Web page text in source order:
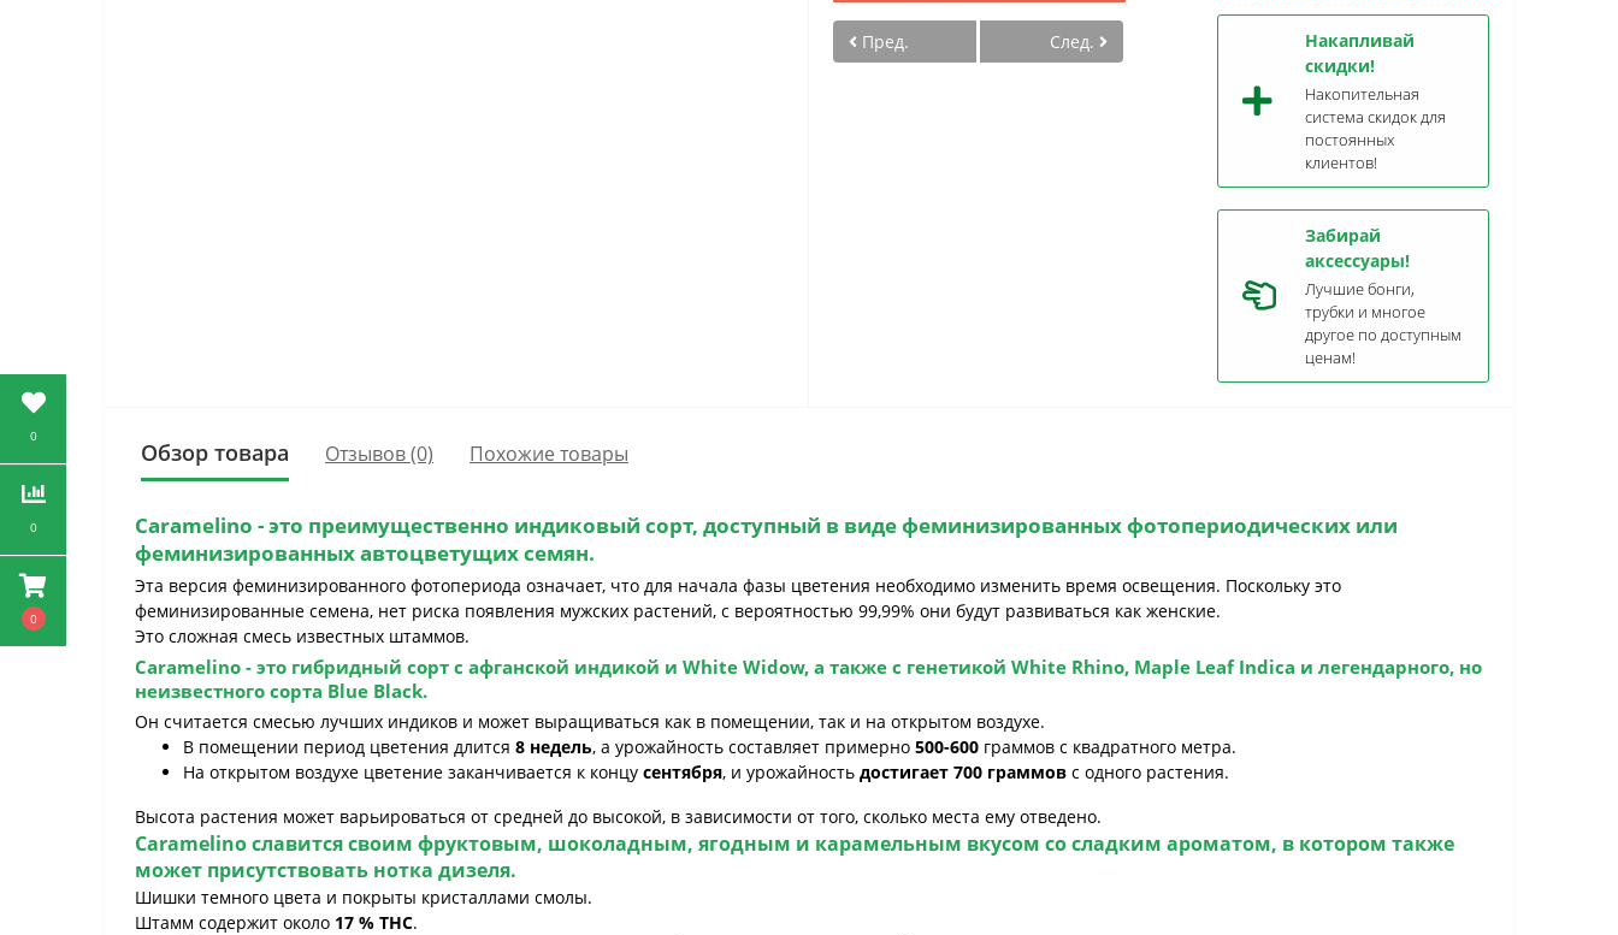
0
0
0
Пред. След.
Накапливай
скидки!
Накопительная
система скидок для
постоянных
клиентов!
Забирай
аксессуары!
Лучшие бонги,
трубки и многое
другое по доступным
ценам!
Обзор товара Отзывов (0) Похожие товары
Caramelino - это преимущественно индиковый сорт, доступный в виде феминизированных фотопериодических или
феминизированных автоцветущихсемян.
Эта версия феминизированного фотопериода означает, что для начала фазы цветения необходимо изменить время освещения. Поскольку это
феминизированные семена, нет риска появления мужских растений, с вероятностью 99,99% они будут развиваться как женские.
Это сложная смесь известных штаммов.
Caramelino - это гибридный сорт с афганской индикой и White Widow, а также с генетикой White Rhino, Maple Leaf Indica и легендарного, но
неизвестного сорта Blue Black.
Он считается смесью лучших индиков и может выращиваться как в помещении, так и на открытом воздухе.
В помещении период цветения длится 8 недель, а урожайность составляет примерно 500-600 граммов с квадратного метра.
На открытом воздухе цветение заканчивается к концу сентября, и урожайность достигает 700 граммов с одного растения.
Высота растения может варьироваться от средней до высокой, в зависимости от того, сколько места ему отведено.
Caramelinoславится своим фруктовым, шоколадным, ягодным и карамельным вкусом со сладким ароматом, в котором также
может присутствовать нотка дизеля.
Шишки темного цвета и покрыты кристаллами смолы.
Штамм содержит около 17 % ТHС.